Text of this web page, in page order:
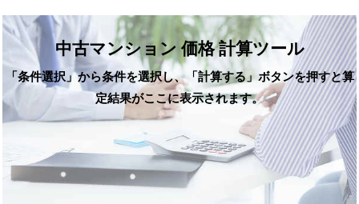
中古マンション 価格 計算ツール
「条件選択」から条件を選択し、「計算する」ボタンを押すと算
定結果がここに表示されます。